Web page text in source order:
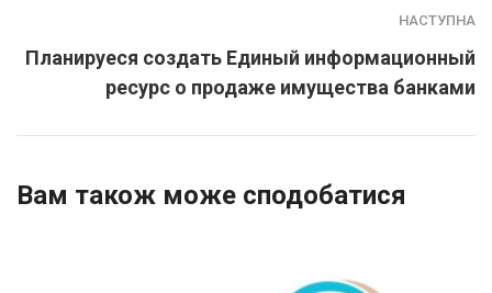
НАСТУПНА
Планируеся создать Единый информационный
ресурс о продаже имущества банками
Вам також може сподобатися